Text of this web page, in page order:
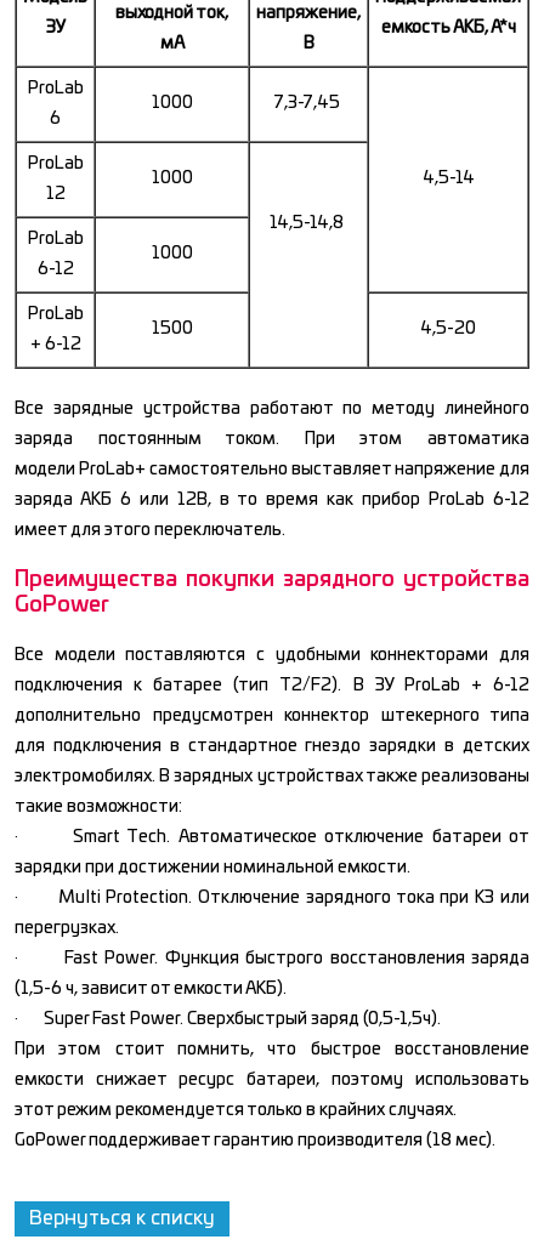
ЗУ
выходной ток,
мА
напряжение,
В
емкость АКБ, А*ч
ProLab
6
1000 7,3-7,45
4,5-14
ProLab
12
1000
14,5-14,8
ProLab
6-12
1000
ProLab
+ 6-12
1500 4,5-20
Все зарядные устройства работают по методу линейного
заряда постоянным током. При этом автоматика
модели ProLab+ самостоятельно выставляет напряжение для
заряда АКБ 6 или 12В, в то время как прибор ProLab 6-12
имеет для этого переключатель.
Преимущества покупки зарядного устройства
GoPower
Все модели поставляются с удобными коннекторами для
подключения к батарее (тип T2/F2). В ЗУ ProLab + 6-12
дополнительно предусмотрен коннектор штекерного типа
для подключения в стандартное гнездо зарядки в детских
электромобилях. В зарядных устройствах также реализованы
такие возможности:
· Smart Tech. Автоматическое отключение батареи от
зарядки при достижении номинальной емкости.
· Multi Protection. Отключение зарядного тока при КЗ или
перегрузках.
· Fast Power. Функция быстрого восстановления заряда
(1,5-6 ч, зависит от емкости АКБ).
· Super Fast Power. Сверхбыстрый заряд (0,5-1,5ч).
При этом стоит помнить, что быстрое восстановление
емкости снижает ресурс батареи, поэтому использовать
этот режим рекомендуется только в крайних случаях.
GoPower поддерживает гарантию производителя (18 мес).
Вернуться к списку